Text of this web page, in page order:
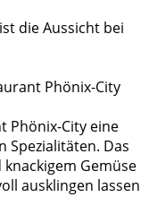
die Aussicht bei
Phönix-City
Phönix-City eine
Spezialitäten. Das
Gemüse
ausklingen lassen